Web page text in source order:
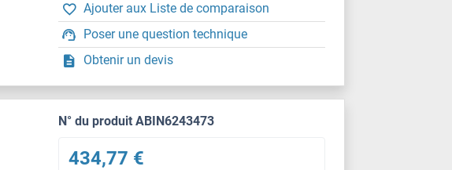
Ajouter aux Liste de comparaison
Poser une question technique
Obtenir un devis
N° du produit ABIN6243473
434,77 €